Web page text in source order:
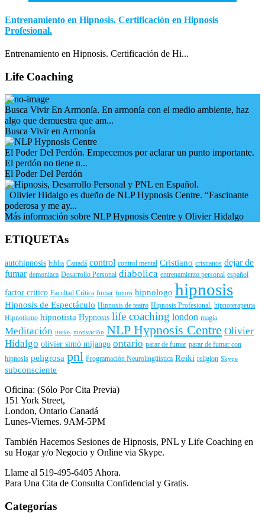
Entrenamiento en Hipnosis. Certificación en Hipnosis
Profesional.
Entrenamiento en Hipnosis. Certificación de Hi...
Life Coaching
Busca Vivir En Armonía. En armonía con el medio ambiente, haz
algo que demuestra que am...
Busca Vivir en Armonía
El Poder Del Perdón. Empecemos por aclarar un punto importante.
El perdón no tiene n...
El Poder Del Perdón
Olivier Hidalgo es dueño de NLP Hypnosis Centre. “Fascinante
poderosa y me ay...
Más información sobre NLP Hypnosis Centre y Olivier Hidalgo
ETIQUETAs
autohipnosis biblia Canadá control control mental Cristiano cristianos dejar de
fumar demoniaca Desarrollo Personal diabolica entrenamiento personal español
factor critico Facultad Crítica fumar futuro hipnologo hipnosis
Hipnosis de Espectáculo Hipnosis de teatro Hipnosis Profesional. hipnoterapeuta
Hipnotismo hipnotista Hypnosis life coaching london magia
Meditación metas motivación NLP Hypnosis Centre Olivier
Hidalgo olivier simó mijango ontario parar de fumar parar de fumar con
hipnosis peligrosa pnl Programación Neurolingüística Reiki religion Skype
subconsciente
Oficina: (Sólo Por Cita Previa)
151 York Street,
London, Ontario Canadá
Lunes-Viernes. 9AM-5PM
También Hacemos Sesiones de Hipnosis, PNL y Life Coaching en
su Hogar y/o Negocio y Online via Skype.
Llame al 519-495-6405 Ahora.
Para Una Cita de Consulta Confidencial y Gratis.
Categorías